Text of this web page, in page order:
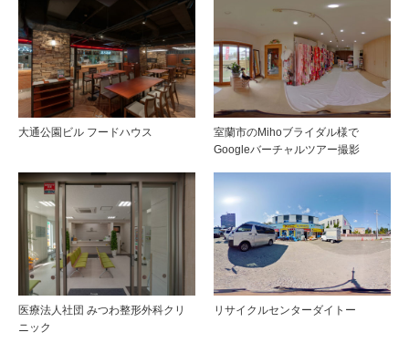
大通公園ビル フードハウス
室蘭市のMihoブライダル様で
Googleバーチャルツアー撮影
医療法人社団 みつわ整形外科クリ
ニック
リサイクルセンターダイトー